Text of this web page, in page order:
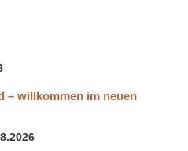
– willkommen im neuen